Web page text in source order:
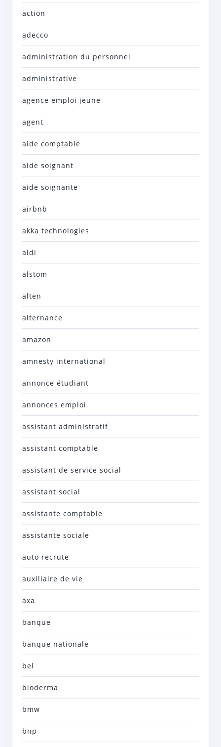
action
adecco
administration du personnel
administrative
agence emploi jeune
agent
aide comptable
aide soignant
aide soignante
airbnb
akka technologies
aldi
alstom
alten
alternance
amazon
amnesty international
annonce étudiant
annonces emploi
assistant administratif
assistant comptable
assistant de service social
assistant social
assistante comptable
assistante sociale
auto recrute
auxiliaire de vie
axa
banque
banque nationale
bel
bioderma
bmw
bnp